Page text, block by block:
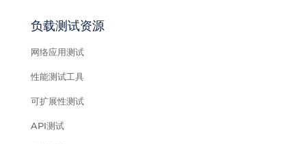
负载测试资源
网络应用测试
性能测试工具
可扩展性测试
API测试